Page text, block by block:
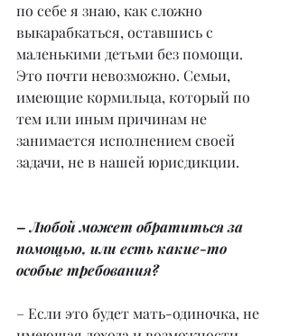
по себе я знаю, как сложно
выкарабкаться, оставшись с
маленькими детьми без помощи.
Это почти невозможно. Семьи,
имеющие кормильца, который по
тем или иным причинам не
занимается исполнением своей
задачи, не в нашей юрисдикции.
– Любой может обратиться за
помощью, или есть какие-то
особые требования?
– Если это будет мать-одиночка, не